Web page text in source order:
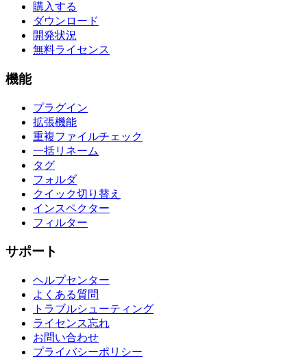
購入する
ダウンロード
開発状況
無料ライセンス
機能
プラグイン
拡張機能
重複ファイルチェック
一括リネーム
タグ
フォルダ
クイック切り替え
インスペクター
フィルター
サポート
ヘルプセンター
よくある質問
トラブルシューティング
ライセンス忘れ
お問い合わせ
プライバシーポリシー